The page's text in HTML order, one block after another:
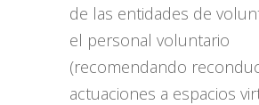
de las entidades de
el personal voluntario
(recomendando
actuaciones a espacios